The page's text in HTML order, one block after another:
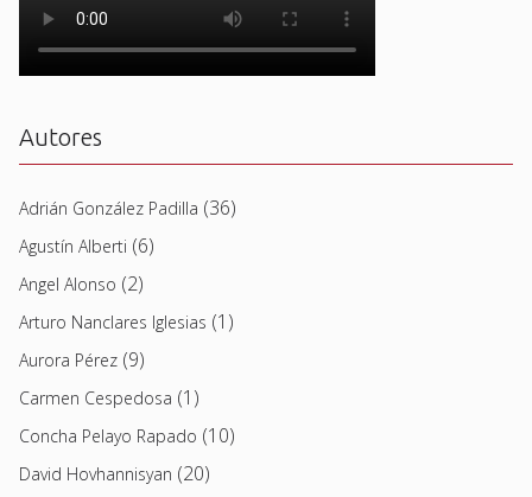
Autores
Adrián González Padilla (36)
Agustín Alberti (6)
Angel Alonso (2)
Arturo Nanclares Iglesias (1)
Aurora Pérez (9)
Carmen Cespedosa (1)
Concha Pelayo Rapado (10)
David Hovhannisyan (20)